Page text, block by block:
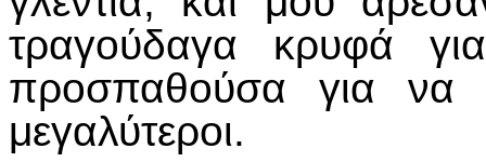
τραγούδαγα κρυφά
προσπαθούσα για
μεγαλύτεροι.